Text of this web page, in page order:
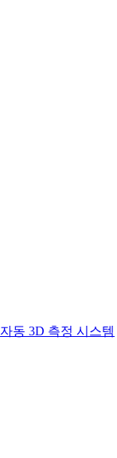
자동 3D 측정 시스템